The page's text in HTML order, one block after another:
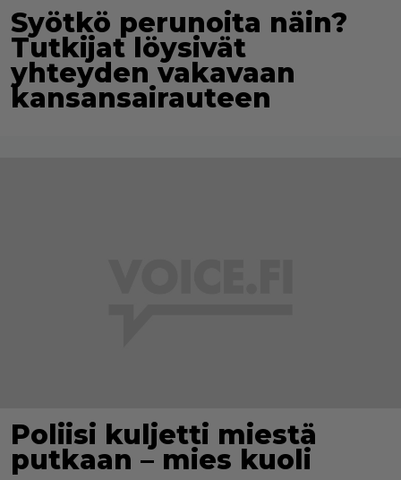
Syötkö perunoita näin?
Tutkijat löysivät
yhteyden vakavaan
kansansairauteen
Poliisi kuljetti miestä
putkaan – mies kuoli